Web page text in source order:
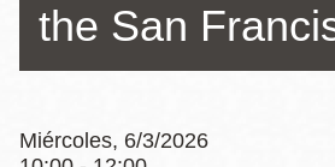
the San
Miércoles, 6/3/2026